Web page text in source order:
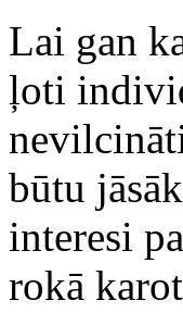
Lai gan
ļoti
būtu
interesi
rokā